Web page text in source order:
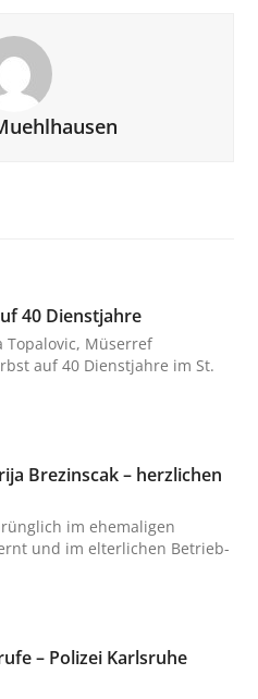
40 Dienstjahre
Topalovic, Müserref
auf 40 Dienstjahre im St.
Brezinscak – herzlichen
im ehemaligen
und im elterlichen Betrieb-
– Polizei Karlsruhe